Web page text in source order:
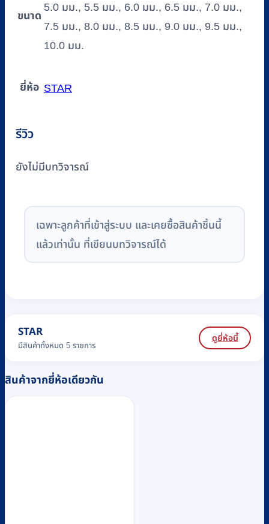
ขนาด
5.0 มม., 5.5 มม., 6.0 มม., 6.5 มม., 7.0 มม.,
7.5 มม., 8.0 มม., 8.5 มม., 9.0 มม., 9.5 มม.,
10.0 มม.
ยี่ห้อ STAR
รีวิว
ยังไม่มีบทวิจารณ์
เฉพาะลูกค้าที่เข้าสู่ระบบ และเคยซื้อสินค้าชิ้นนี้
แล้วเท่านั้น ที่เขียนบทวิจารณ์ได้
STAR
มีสินค้าทั้งหมด 5 รายการ
ดูยี่ห้อนี้
สินค้าจากยี่ห้อเดียวกัน